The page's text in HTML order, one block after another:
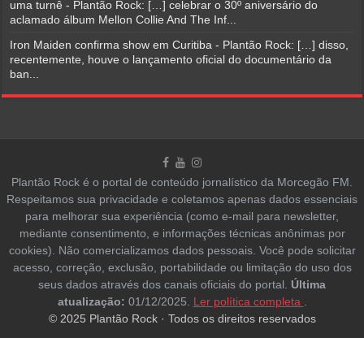
uma turnê - Plantão Rock: […] celebrar o 30º aniversário do
aclamado álbum Mellon Collie And The Inf...
Iron Maiden confirma show em Curitiba - Plantão Rock: […] disso,
recentemente, houve o lançamento oficial do documentário da
ban...
Plantão Rock é o portal de conteúdo jornalístico da Morcegão FM.
Respeitamos sua privacidade e coletamos apenas dados essenciais
para melhorar sua experiência (como e-mail para newsletter,
mediante consentimento, e informações técnicas anônimas por
cookies). Não comercializamos dados pessoais. Você pode solicitar
acesso, correção, exclusão, portabilidade ou limitação do uso dos
seus dados através dos canais oficiais do portal. Última
atualização: 01/12/2025. Ler política completa .
© 2025 Plantão Rock · Todos os direitos reservados